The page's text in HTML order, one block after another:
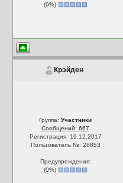
(0%)
Крэйден
Группа:Участники
Сообщений: 667
Регистрация: 19.12.2017
Пользователь №: 28853
Предупреждения:
(0%)